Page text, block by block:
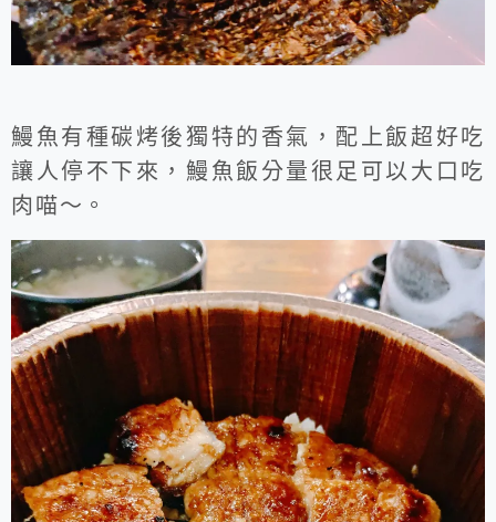
鰻魚有種碳烤後獨特的香氣，配上飯超好吃
讓人停不下來，鰻魚飯分量很足可以大口吃
肉喵～。